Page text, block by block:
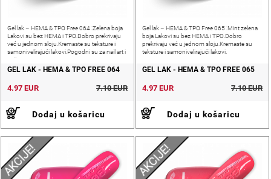
Gel lak – HEMA & TPO Free 064 :Zelena boja
Lakovi su bez HEMA i TPO.Dobro prekrivaju
već u jednom sloju.Kremaste su teksture i
samonivelirajući lakovi.Pogodni su za nail art i
pečatiranje.
GEL LAK - HEMA & TPO FREE 064
4.97 EUR 7.10 EUR
Dodaj u košaricu
Gel lak – HEMA & TPO Free 065 :Mint zelena
boja Lakovi su bez HEMA i TPO.Dobro
prekrivaju već u jednom sloju.Kremaste su
teksture i samonivelirajući lakovi.
GEL LAK - HEMA & TPO FREE 065
4.97 EUR 7.10 EUR
Dodaj u košaricu
AKCIJE! AKCIJE!